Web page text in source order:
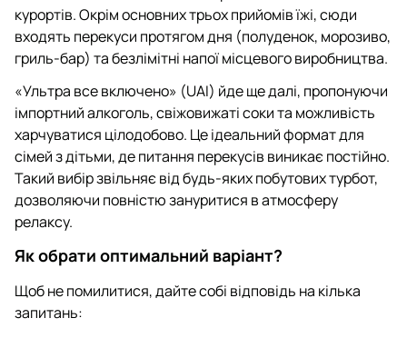
курортів. Окрім основних трьох прийомів їжі, сюди
входять перекуси протягом дня (полуденок, морозиво,
гриль-бар) та безлімітні напої місцевого виробництва.
«Ультра все включено» (UAI) йде ще далі, пропонуючи
імпортний алкоголь, свіжовижаті соки та можливість
харчуватися цілодобово. Це ідеальний формат для
сімей з дітьми, де питання перекусів виникає постійно.
Такий вибір звільняє від будь-яких побутових турбот,
дозволяючи повністю зануритися в атмосферу
релаксу.
Як обрати оптимальний варіант?
Щоб не помилитися, дайте собі відповідь на кілька
запитань: